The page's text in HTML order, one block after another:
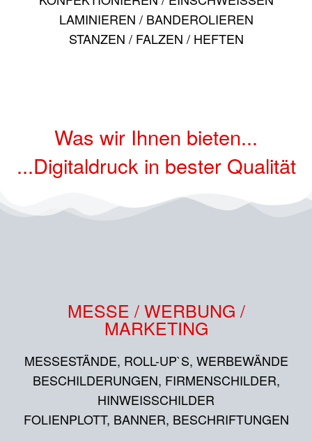
LAMINIEREN / BANDEROLIEREN
STANZEN / FALZEN / HEFTEN
Was wir Ihnen bieten...
...Digitaldruck in bester Qualität
MESSE / WERBUNG /
MARKETING
MESSESTÄNDE, ROLL-UP`S, WERBEWÄNDE
BESCHILDERUNGEN, FIRMENSCHILDER,
HINWEISSCHILDER
FOLIENPLOTT, BANNER, BESCHRIFTUNGEN